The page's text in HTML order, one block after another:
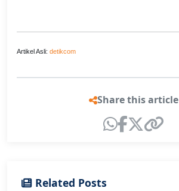
Artikel Asli: detikcom
Share this article
Related Posts